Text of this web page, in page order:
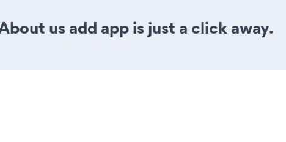
us add app is just a click away.